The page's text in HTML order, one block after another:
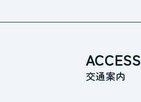
ACCESS
交通案内